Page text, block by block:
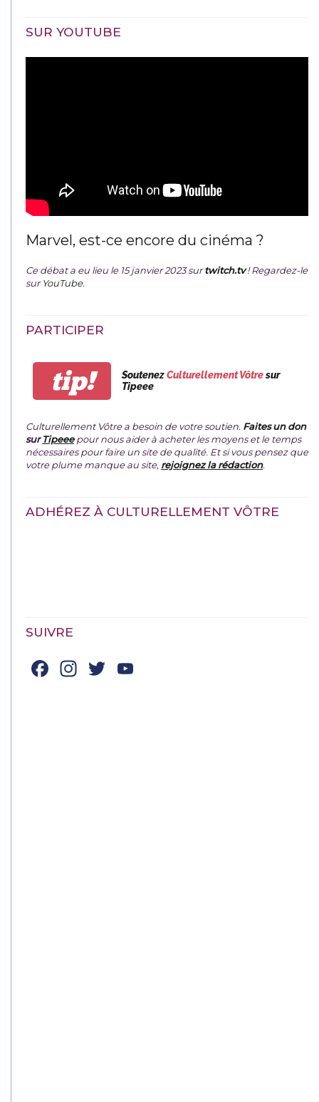
SUR YOUTUBE
Marvel, est-ce encore du cinéma ?
Ce débat a eu lieu le 15 janvier 2023 surtwitch.tv ! Regardez-le
surYouTube.
PARTICIPER
tip! SoutenezCulturellement Vôtresur
Tipeee
Culturellement Vôtre a besoin de votre soutien. Faites un don
surTipeeepour nous aider à acheter les moyens et le temps
nécessaires pour faire un site de qualité. Et si vous pensez que
votre plume manque au site, rejoignez la rédaction.
ADHÉREZ À CULTURELLEMENT VÔTRE
SUIVRE
Facebook
Instagram
Twitter